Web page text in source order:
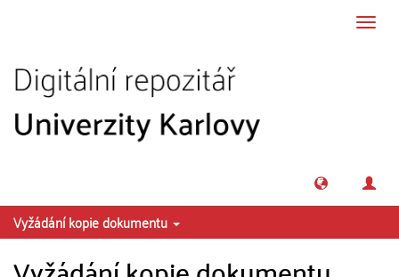
Vyžádání kopie dokumentu